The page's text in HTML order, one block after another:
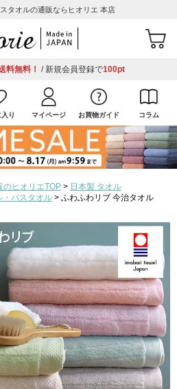
タオルの通販ならヒオリエ 本店
料無料！ / 新規会員登録で100pt
り マイページ お買物ガイド コラム
のヒオリエTOP
日本製 タオル
・バスタオル ふわふわリブ 今治タオル